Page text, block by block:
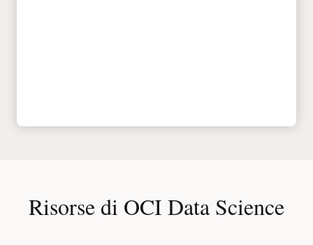
Risorse di OCI Data Science